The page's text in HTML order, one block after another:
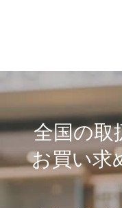
全国の取
お買い求